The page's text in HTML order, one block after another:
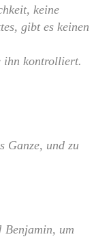
keine
gibt es keinen
ihn kontrolliert.
Ganze, und zu
um